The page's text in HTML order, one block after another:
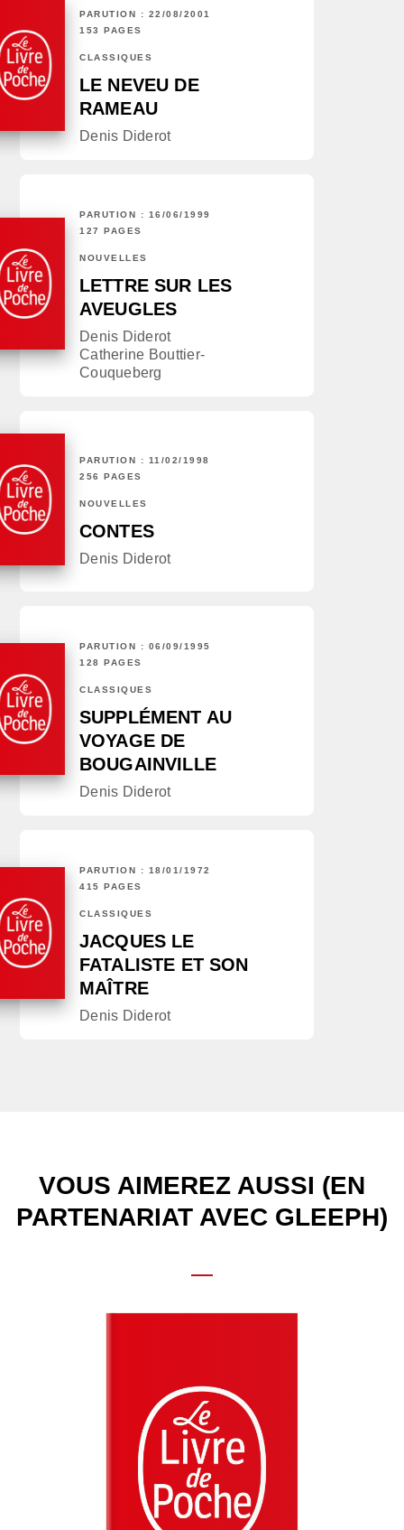
PARUTION : 22/08/2001
153 PAGES
CLASSIQUES
LE NEVEU DE
RAMEAU
Denis Diderot
PARUTION : 16/06/1999
127 PAGES
NOUVELLES
LETTRE SUR LES
AVEUGLES
Denis Diderot
Catherine Bouttier-
Couqueberg
PARUTION : 11/02/1998
256 PAGES
NOUVELLES
CONTES
Denis Diderot
PARUTION : 06/09/1995
128 PAGES
CLASSIQUES
SUPPLÉMENT AU
VOYAGE DE
BOUGAINVILLE
Denis Diderot
PARUTION : 18/01/1972
415 PAGES
CLASSIQUES
JACQUES LE
FATALISTE ET SON
MAÎTRE
Denis Diderot
VOUS AIMEREZ AUSSI (EN
PARTENARIAT AVEC GLEEPH)